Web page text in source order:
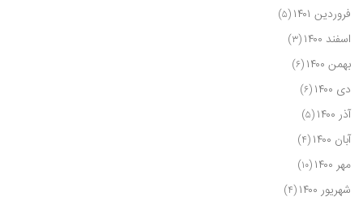
فروردین ۱۴۰۱ (۵)
اسفند ۱۴۰۰ (۳)
بهمن ۱۴۰۰ (۶)
دی ۱۴۰۰ (۶)
آذر ۱۴۰۰ (۵)
آبان ۱۴۰۰ (۴)
مهر ۱۴۰۰ (۱۰)
شهریور ۱۴۰۰ (۴)